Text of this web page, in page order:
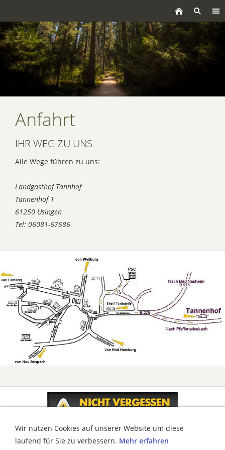
Anfahrt
IHR WEG ZU UNS
Alle Wege führen zu uns:
Landgasthof Tannhof
Tannenhof 1
61250 Usingen
Tel: 06081-67586
Wir nutzen Cookies auf unserer Website um diese
laufend für Sie zu verbessern. Mehr erfahren